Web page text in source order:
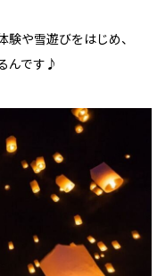
や雪遊びをはじめ、
んです♪